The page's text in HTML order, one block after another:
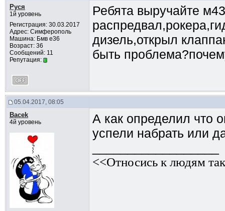
Руся
1й уровень
Регистрация: 30.03.2017
Адрес: Симферополь
Машина: Бмв е36
Возраст: 36
Сообщений: 11
Репутация:
Ребята выручайте
дизель,открыл
быть
05.04.2017, 08:05
Bacek
4й уровень
А как определил что
успели набрать или
<<Относись к людям